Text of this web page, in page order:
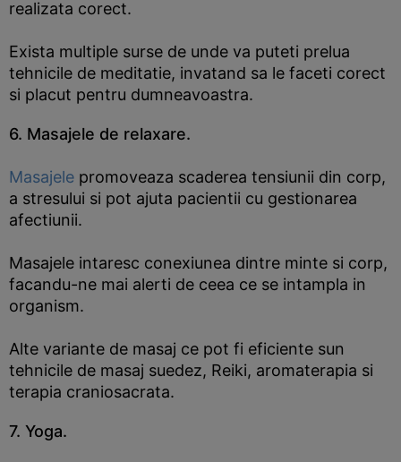
realizata corect.
Exista multiple surse de unde va puteti prelua
tehnicile de meditatie, invatand sa le faceti corect
si placut pentru dumneavoastra.
6. Masajele de relaxare.
Masajele promoveaza scaderea tensiunii din corp,
a stresului si pot ajuta pacientii cu gestionarea
afectiunii.
Masajele intaresc conexiunea dintre minte si corp,
facandu-ne mai alerti de ceea ce se intampla in
organism.
Alte variante de masaj ce pot fi eficiente sun
tehnicile de masaj suedez, Reiki, aromaterapia si
terapia craniosacrata.
7. Yoga.